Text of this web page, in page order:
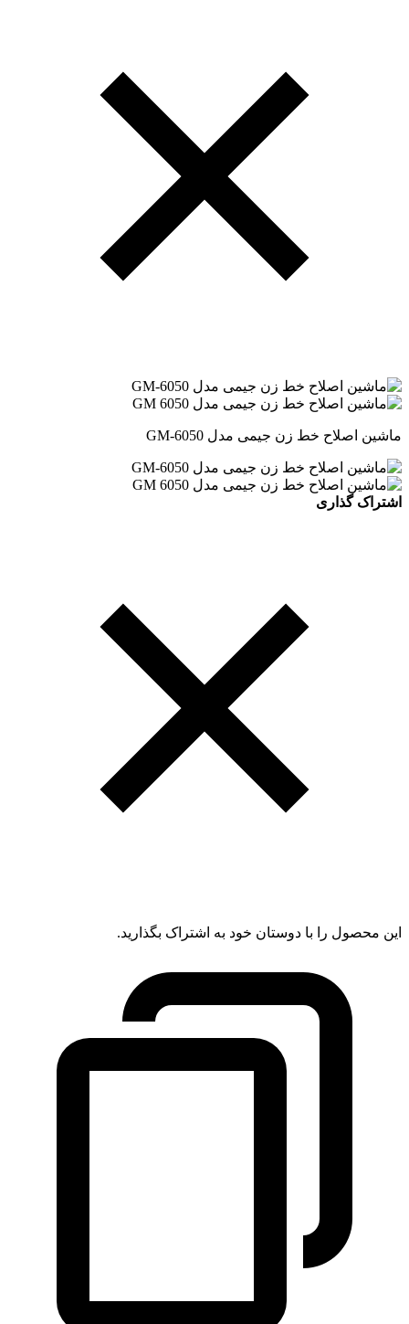
ماشین اصلاح خط زن جیمی مدل GM-6050
اشتراک گذاری
این محصول را با دوستان خود به اشتراک بگذارید.